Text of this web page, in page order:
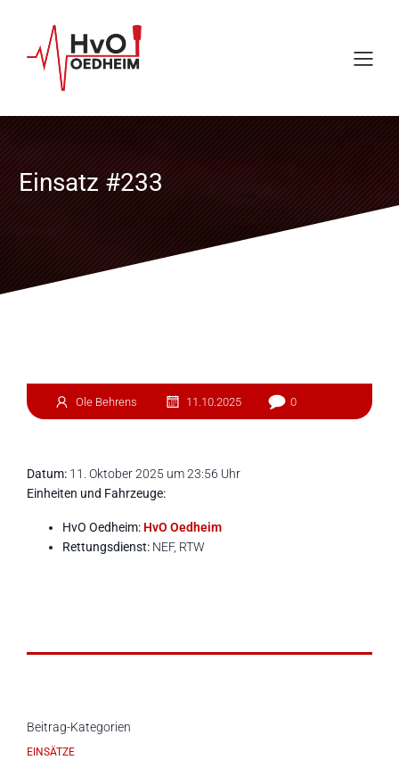
Einsatz #233
Ole Behrens 11.10.2025 0
Datum: 11. Oktober 2025 um 23:56 Uhr
Einheiten und Fahrzeuge:
HvO Oedheim: HvO Oedheim
Rettungsdienst: NEF, RTW
Beitrag-Kategorien
EINSÄTZE